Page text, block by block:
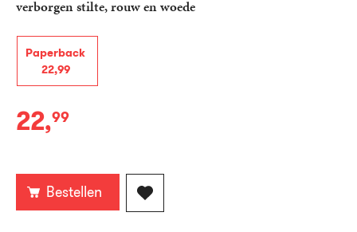
verborgen stilte, rouw en woede
Paperback
22,99
Paperback:
22,99
Bestellen